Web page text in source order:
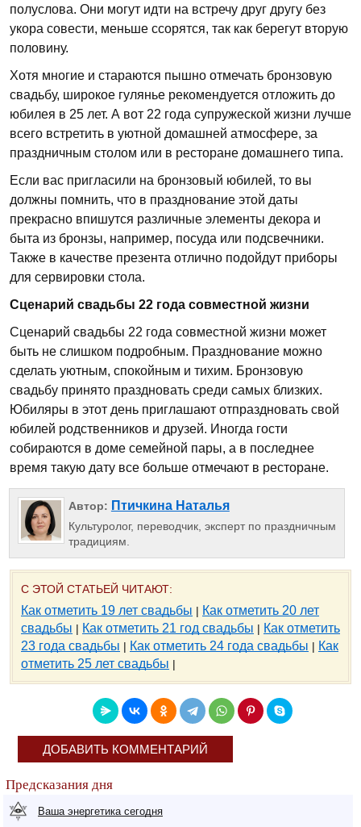
полуслова. Они могут идти на встречу друг другу без
укора совести, меньше ссорятся, так как берегут вторую
половину.
Хотя многие и стараются пышно отмечать бронзовую
свадьбу, широкое гулянье рекомендуется отложить до
юбилея в 25 лет. А вот 22 года супружеской жизни лучше
всего встретить в уютной домашней атмосфере, за
праздничным столом или в ресторане домашнего типа.
Если вас пригласили на бронзовый юбилей, то вы
должны помнить, что в празднование этой даты
прекрасно впишутся различные элементы декора и
быта из бронзы, например, посуда или подсвечники.
Также в качестве презента отлично подойдут приборы
для сервировки стола.
Сценарий свадьбы 22 года совместной жизни
Сценарий свадьбы 22 года совместной жизни может
быть не слишком подробным. Празднование можно
сделать уютным, спокойным и тихим. Бронзовую
свадьбу принято праздновать среди самых близких.
Юбиляры в этот день приглашают отпраздновать свой
юбилей родственников и друзей. Иногда гости
собираются в доме семейной пары, а в последнее
время такую дату все больше отмечают в ресторане.
Автор: Птичкина Наталья
Культуролог, переводчик, эксперт по праздничным
традициям.
С ЭТОЙ СТАТЬЕЙ ЧИТАЮТ:
Как отметить 19 лет свадьбы | Как отметить 20 лет
свадьбы | Как отметить 21 год свадьбы | Как отметить
23 года свадьбы | Как отметить 24 года свадьбы | Как
отметить 25 лет свадьбы |
ДОБАВИТЬ КОММЕНТАРИЙ
Предсказания дня
Ваша энергетика сегодня